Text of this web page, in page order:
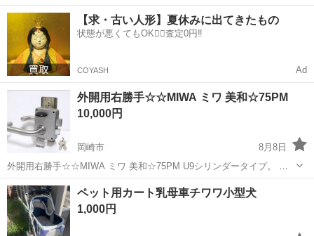
ーン実施中★稼げる2交替勤務！安定の日給月給制！昇給＆業績賞与あ
り！月収例31万円以上可！年間休日167日！《愛知県岡崎市》 人気の
工場のお仕事 ◇トランスミッ...
愛知 岡崎市 本宿駅 その他
【求・古い人形】夏休みに出てきたもの
状態が悪くてもOK🙆‍♀️査定0円‼️
COYASH Ad
外開用右勝手☆☆MIWA ミワ 美和☆75PM
10,000円
岡崎市
8月8日
外開用右勝手☆☆MIWA ミワ 美和☆75PM U9シリンダータイプ。 外
開きドア用で、ドアの外側から見て蝶番が右、鍵が左側についていま
す。 扉厚は36ミリに対応。 倉庫を片付けをしてましたら出てきまし
た。使用していたので...
愛知 岡崎市 その他
ペット用カート乳母車チワワ小型犬
1,000円